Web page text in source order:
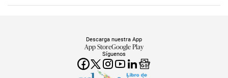
Síguenos
Descarga nuestra App
App StoreGoogle Play